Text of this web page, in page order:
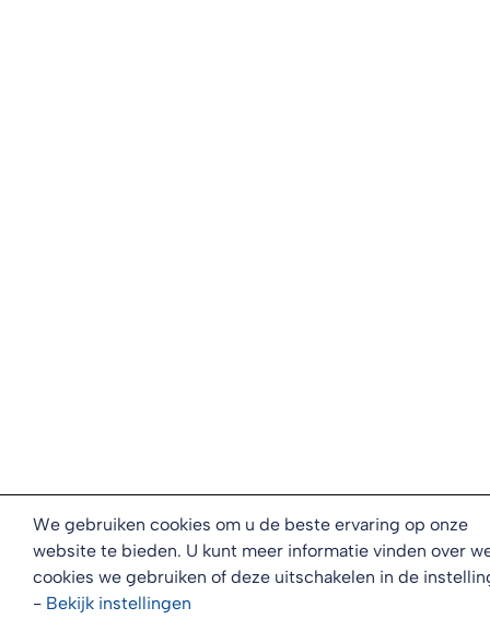
We gebruiken cookies om u de beste ervaring op onze
website te bieden. U kunt meer informatie vinden over
cookies we gebruiken of deze uitschakelen in de
- Bekijk instellingen